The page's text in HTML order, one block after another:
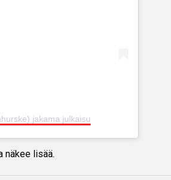
jakama julkaisu
näkee lisää.